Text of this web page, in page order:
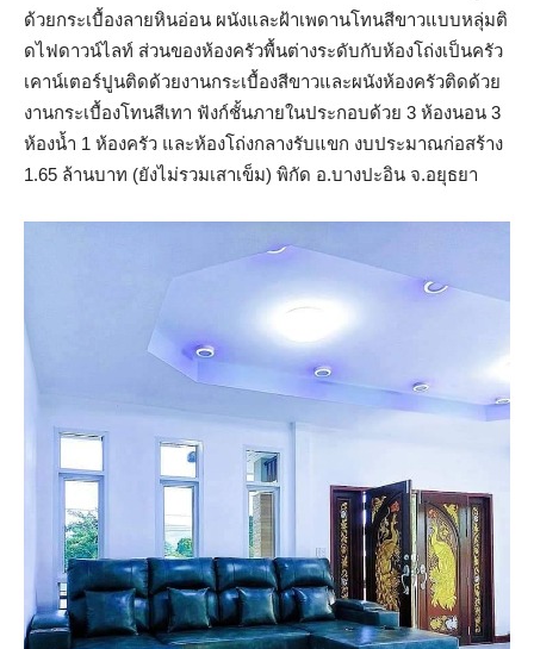
ด้วยกระเบื้องลายหินอ่อน ผนังและฝ้าเพดานโทนสีขาวแบบหลุ่มติ
ดไฟดาวน์ไลท์ ส่วนของห้องครัวพื้นต่างระดับกับห้องโถ่งเป็นครัว
เคาน์เตอร์ปูนติดด้วยงานกระเบื้องสีขาวและผนังห้องครัวติดด้วย
งานกระเบื้องโทนสีเทา ฟังก์ชั้นภายในประกอบด้วย 3 ห้องนอน 3
ห้องน้ำ 1 ห้องครัว และห้องโถ่งกลางรับแขก งบประมาณก่อสร้าง
1.65 ล้านบาท (ยังไม่รวมเสาเข็ม) พิกัด อ.บางปะอิน จ.อยุธยา